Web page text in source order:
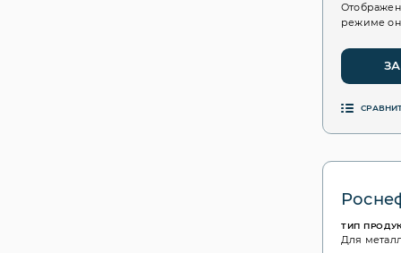
режиме
ТИП
Для